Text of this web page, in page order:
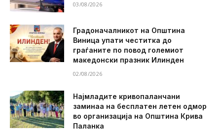
03/08/2026
Градоначалникот на Општина
Виница упати честитка до
граѓаните по повод големиот
македонски празник Илинден
02/08/2026
Најмладите кривопаланчани
заминаа на бесплатен летен одмор
во организација на Општина Крива
Паланка